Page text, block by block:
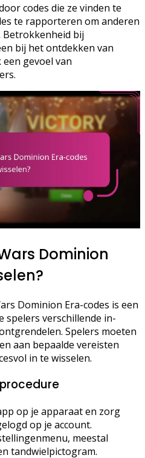
codes die ze vinden te
te rapporteren om anderen
Betrokkenheid bij
bij het ontdekken van
gevoel van
Dominion
Dominion Era-codes is een
spelers verschillende in-
Spelers moeten
aan bepaalde vereisten
in te wisselen.
op je apparaat en zorg
op je account.
meestal
tandwielpictogram.